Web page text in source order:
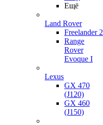
Ещё
Land Rover
Freelander 2
Range
Rover
Evoque I
Lexus
GX 470
(J120)
GX 460
(J150)